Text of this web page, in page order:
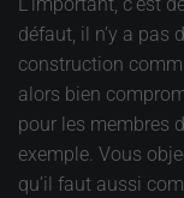
défaut, il n’y a pas
construction
alors bien
pour les membres
exemple. Vous
qu’il faut aussi